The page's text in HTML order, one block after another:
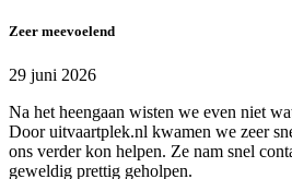
Zeer meevoelend
29 juni 2026
Na het heengaan wisten we even niet
Door uitvaartplek.nl kwamen we zeer
ons verder kon helpen. Ze nam snel
geweldig prettig geholpen.